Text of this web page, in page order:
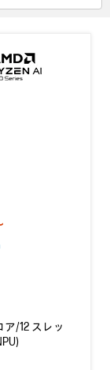
/12 スレッ